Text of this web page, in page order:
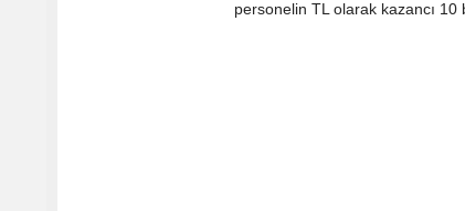
personelin TL olarak kazancı 10